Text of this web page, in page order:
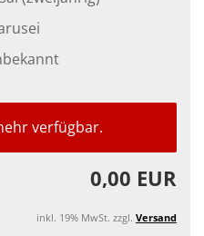
verfügbar.
0,00 EUR
inkl. 19% MwSt. zzgl. Versand